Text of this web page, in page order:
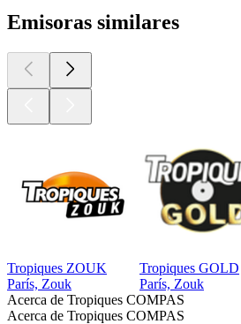
Emisoras similares
Tropiques ZOUK
París, Zouk
Tropiques GOLD
París, Zouk
Acerca de Tropiques COMPAS
Acerca de Tropiques COMPAS